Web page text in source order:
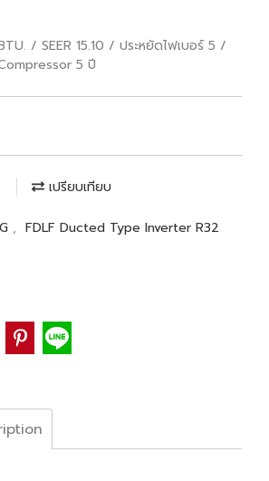
/ SEER 15.10 / ประหยัดไฟเบอร์ 5 /
5 ปี
เปรียบเทียบ
, FDLF Ducted Type Inverter R32